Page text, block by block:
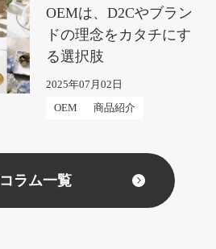
OEMは、D2Cやブラン
ドの理念をカタチにす
る選択肢
2025年07月02日
OEM 商品紹介
コラム一覧